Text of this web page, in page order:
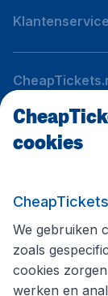
Klantenservice
Internationale
Volg
cookies
We gebruiken
zoals
cookies
werken en